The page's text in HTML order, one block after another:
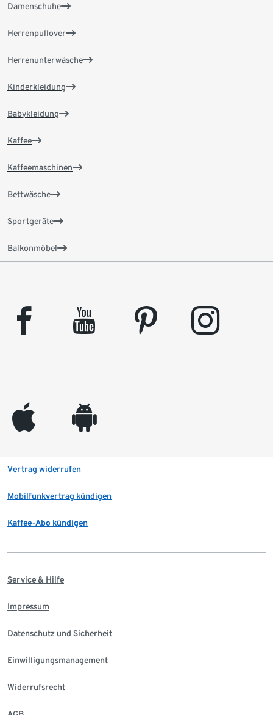
Damenschuhe
Herrenpullover
Herrenunterwäsche
Kinderkleidung
Babykleidung
Kaffee
Kaffeemaschinen
Bettwäsche
Sportgeräte
Balkonmöbel
facebook youtube pinterest instagram
appleinc android
Vertrag widerrufen
Mobilfunkvertrag kündigen
Kaffee-Abo kündigen
Service & Hilfe
Impressum
Datenschutz und Sicherheit
Einwilligungsmanagement
Widerrufsrecht